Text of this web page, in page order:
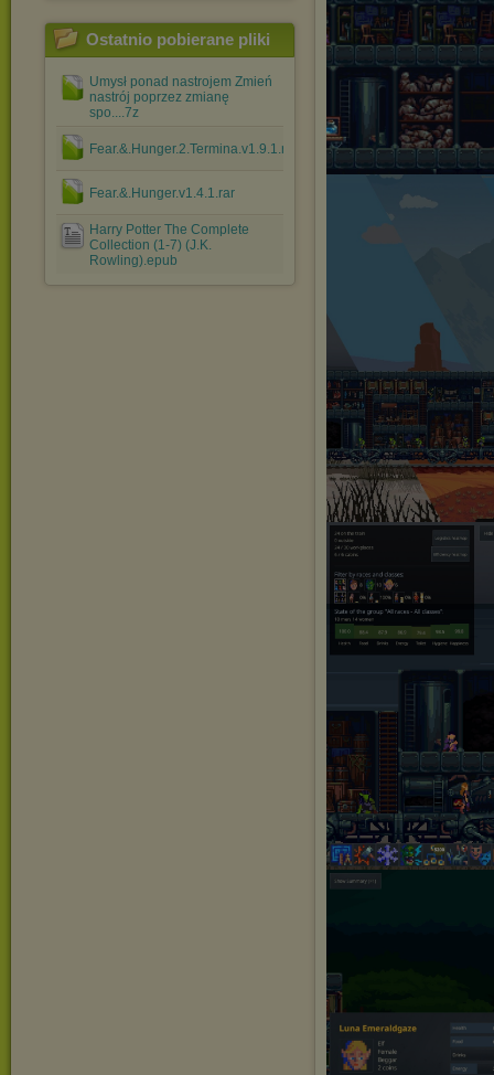
Ostatnio pobierane pliki
Umysł ponad nastrojem Zmień
nastrój poprzez zmianę
spo....7z
Fear.&.Hunger.2.Termina.v1.9.1.rar
Fear.&.Hunger.v1.4.1.rar
Harry Potter The Complete
Collection (1-7) (J.K.
Rowling).epub